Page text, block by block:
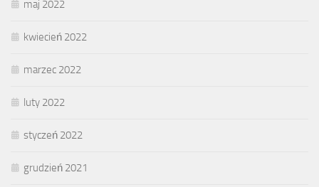
maj 2022
kwiecień 2022
marzec 2022
luty 2022
styczeń 2022
grudzień 2021